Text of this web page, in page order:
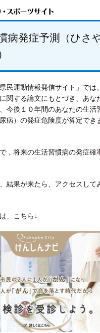
病発症予測（ひさ
民運動情報発信サイト」では
関する論文にもとづき、あな
今後１０年間のあなたの生活
病）の発症危険度が算定でき
，将来の生活習慣病の発症確
結果が来たら、アクセスして
は、こちら↓